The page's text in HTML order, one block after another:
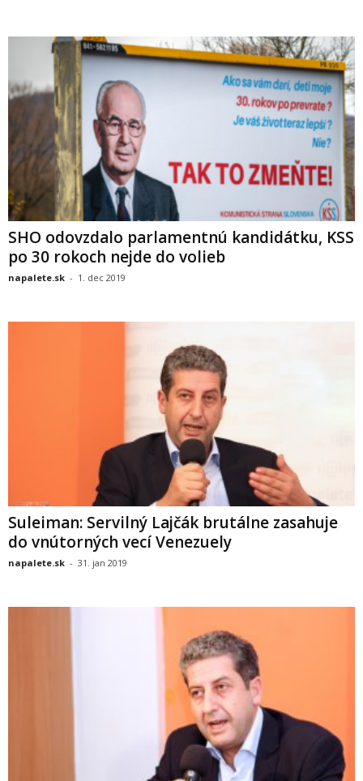
SHO odovzdalo parlamentnú kandidátku, KSS
po 30 rokoch nejde do volieb
napalete.sk - 1. dec 2019
Suleiman: Servilný Lajčák brutálne zasahuje
do vnútorných vecí Venezuely
napalete.sk - 31. jan 2019